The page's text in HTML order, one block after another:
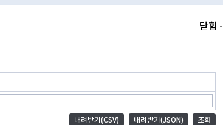
닫힘 -
내려받기(CSV) 내려받기(JSON) 조회